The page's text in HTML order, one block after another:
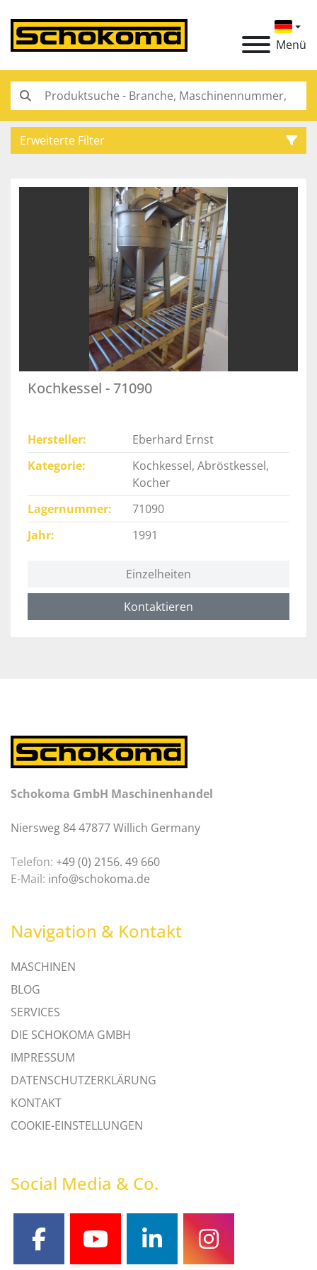
Menü
Erweiterte Filter
Kochkessel - 71090
Hersteller
Eberhard Ernst
Kategorie
Kochkessel, Abröstkessel,
Kocher
Lagernummer
71090
Jahr
1991
Einzelheiten
Kontaktieren
Schokoma GmbH Maschinenhandel
Niersweg 84 47877 Willich Germany
Telefon: +49 (0) 2156. 49 660
E-Mail: info@schokoma.de
Navigation & Kontakt
MASCHINEN
BLOG
SERVICES
DIE SCHOKOMA GMBH
IMPRESSUM
DATENSCHUTZERKLÄRUNG
KONTAKT
COOKIE-EINSTELLUNGEN
Social Media & Co.
facebookyoutubelinkedininstagram